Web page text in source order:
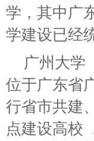
学，其中广
学建设已经
广州大学
位于广东省
行省市共建
点建设高校